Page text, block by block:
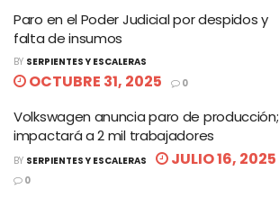
Paro en el Poder Judicial por despidos y
falta de insumos
BY SERPIENTES Y ESCALERAS
OCTUBRE 31, 2025 0
Volkswagen anuncia paro de producción;
impactará a 2 mil trabajadores
BY SERPIENTES Y ESCALERAS JULIO 16, 2025
0